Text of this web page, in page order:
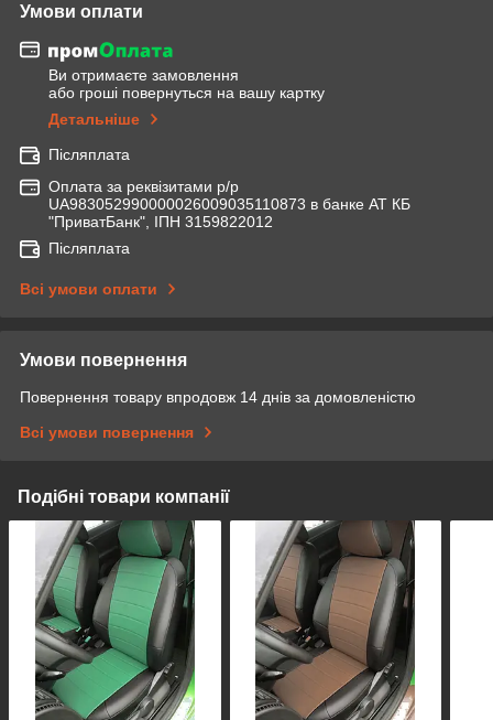
Умови оплати
Ви отримаєте замовлення
або гроші повернуться на вашу картку
Детальніше
Післяплата
Оплата за реквізитами р/р
UA983052990000026009035110873 в банке АТ КБ
"ПриватБанк", ІПН 3159822012
Післяплата
Всі умови оплати
Умови повернення
Повернення товару впродовж 14 днів за домовленістю
Всі умови повернення
Подібні товари компанії